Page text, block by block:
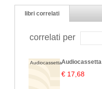
libri correlati
correlati per
AudiocassettaAudiocassetta
€ 17,68